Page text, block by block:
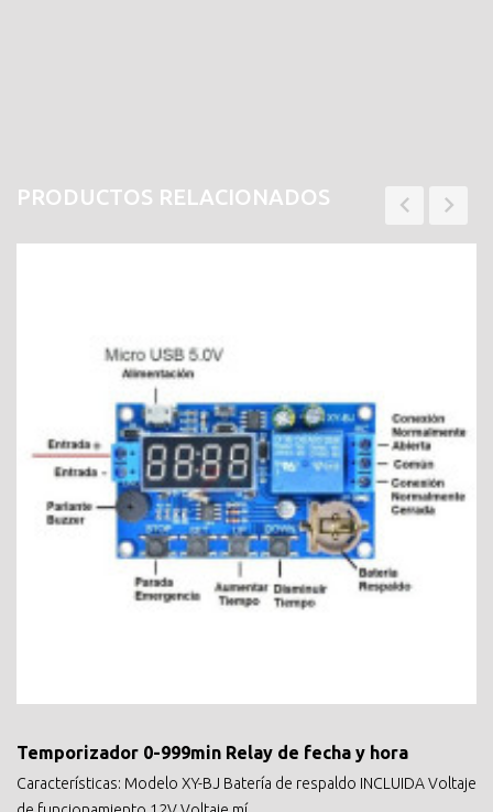
PRODUCTOS RELACIONADOS
Temporizador 0-999min Relay de fecha y hora
Características: Modelo XY-BJ Batería de respaldo INCLUIDA Voltaje